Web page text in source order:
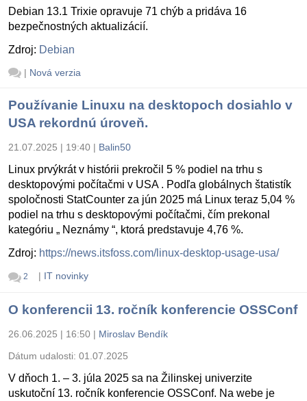
Debian 13.1 Trixie opravuje 71 chýb a pridáva 16
bezpečnostných aktualizácií.
Zdroj: Debian
| Nová verzia
Používanie Linuxu na desktopoch dosiahlo v
USA rekordnú úroveň.
21.07.2025 | 19:40 | Balin50
Linux prvýkrát v histórii prekročil 5 % podiel na trhu s
desktopovými počítačmi v USA . Podľa globálnych štatistík
spoločnosti StatCounter za jún 2025 má Linux teraz 5,04 %
podiel na trhu s desktopovými počítačmi, čím prekonal
kategóriu „ Neznámy “, ktorá predstavuje 4,76 %.
Zdroj: https://news.itsfoss.com/linux-desktop-usage-usa/
2 | IT novinky
O konferencii 13. ročník konferencie OSSConf
26.06.2025 | 16:50 | Miroslav Bendík
Dátum udalosti: 01.07.2025
V dňoch 1. – 3. júla 2025 sa na Žilinskej univerzite
uskutoční 13. ročník konferencie OSSConf. Na webe je